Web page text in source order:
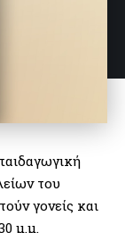
του
γονείς και
μ.μ.